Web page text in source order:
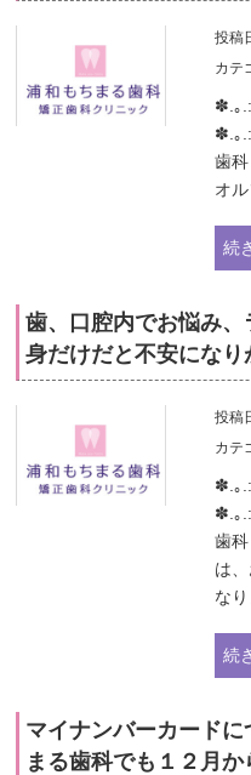
投稿
カテ
✽.｡
✽.｡
歯
オ
続
歯、口腔内でお悩み
身だけだと不安になり
投稿
カテ
✽.｡
✽.｡
歯
は
な
続
マイナンバーカード
まる歯科でも１２月か